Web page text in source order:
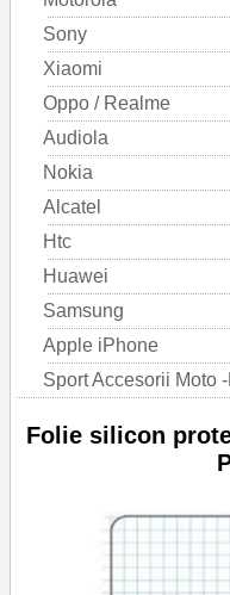
Sony
Xiaomi
Oppo / Realme
Audiola
Nokia
Alcatel
Htc
Huawei
Samsung
Apple iPhone
Sport Accesorii Moto
Folie silicon